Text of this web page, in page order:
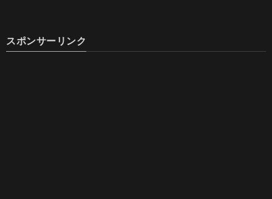
スポンサーリンク